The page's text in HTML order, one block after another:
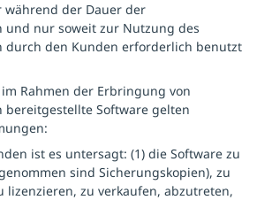
während der Dauer der
und nur soweit zur Nutzung des
durch den Kunden erforderlich benutzt
im Rahmen der Erbringung von
bereitgestellte Software gelten
ist es untersagt: (1) die Software zu
sind Sicherungskopien), zu
lizenzieren, zu verkaufen, abzutreten,